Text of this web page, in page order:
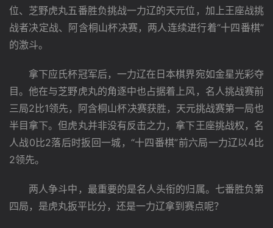
位、芝野虎丸五番胜负挑战一力辽的天元位，加上王座战挑
战者决定战、阿含桐山杯决赛，两人连续进行着“十四番棋”
的激斗。
拿下应氏杯冠军后，一力辽在日本棋界宛如金星光彩夺
目。他在与芝野虎丸的角逐中也占据着上风，名人挑战赛前
三局2比1领先，阿含桐山杯决赛获胜，天元挑战赛第一局也
半目拿下。但虎丸并非没有反击之力，拿下王座挑战权，名
人战0比2落后时扳回一城，“十四番棋”前六局一力辽以4比
2领先。
两人争斗中，最重要的是名人头衔的归属。七番胜负第
四局，是虎丸扳平比分，还是一力辽拿到赛点呢？